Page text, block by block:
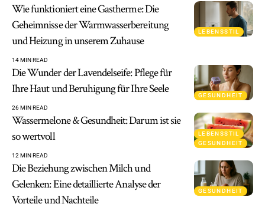
LEBENSSTIL
Wie funktioniert eine Gastherme: Die
Geheimnisse der Warmwasserbereitung
und Heizung in unserem Zuhause
14 MIN READ
GESUNDHEIT
Die Wunder der Lavendelseife: Pflege für
Ihre Haut und Beruhigung für Ihre Seele
26 MIN READ
LEBENSSTIL
GESUNDHEIT
Wassermelone & Gesundheit: Darum ist sie
so wertvoll
12 MIN READ
GESUNDHEIT
Die Beziehung zwischen Milch und
Gelenken: Eine detaillierte Analyse der
Vorteile und Nachteile